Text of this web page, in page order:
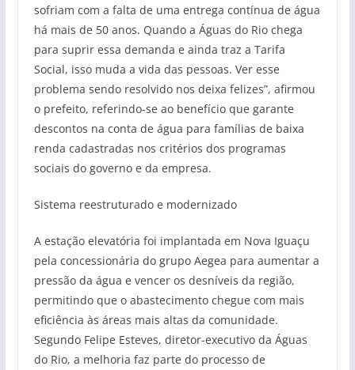
sofriam com a falta de uma entrega contínua de água
há mais de 50 anos. Quando a Águas do Rio chega
para suprir essa demanda e ainda traz a Tarifa
Social, isso muda a vida das pessoas. Ver esse
problema sendo resolvido nos deixa felizes”, afirmou
o prefeito, referindo-se ao benefício que garante
descontos na conta de água para famílias de baixa
renda cadastradas nos critérios dos programas
sociais do governo e da empresa.
Sistema reestruturado e modernizado
A estação elevatória foi implantada em Nova Iguaçu
pela concessionária do grupo Aegea para aumentar a
pressão da água e vencer os desníveis da região,
permitindo que o abastecimento chegue com mais
eficiência às áreas mais altas da comunidade.
Segundo Felipe Esteves, diretor-executivo da Águas
do Rio, a melhoria faz parte do processo de